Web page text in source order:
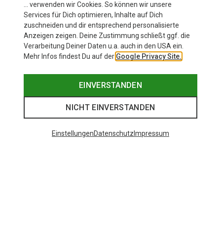
… verwenden wir Cookies. So können wir unsere
Services für Dich optimieren, Inhalte auf Dich
zuschneiden und dir entsprechend personalisierte
Anzeigen zeigen. Deine Zustimmung schließt ggf. die
Verarbeitung Deiner Daten u.a. auch in den USA ein.
Mehr Infos findest Du auf der Google Privacy Site.
EINVERSTANDEN
NICHT EINVERSTANDEN
EinstellungenDatenschutz Impressum